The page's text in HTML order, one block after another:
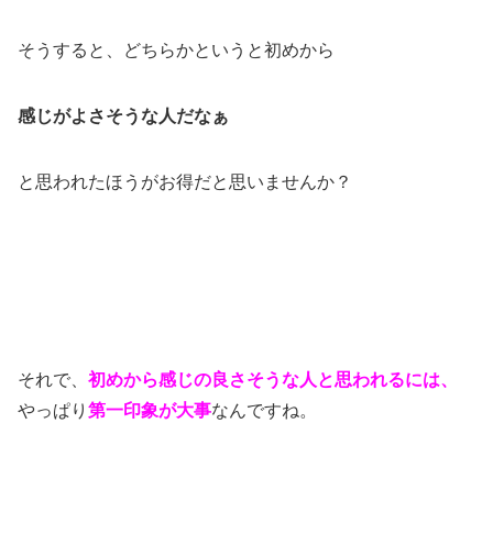
そうすると、どちらかというと初めから
感じがよさそうな人だなぁ
と思われたほうがお得だと思いませんか？
それで、 初めから感じの良さそうな人 と思われるには、
やっぱり 第一印象が大事なんですね。